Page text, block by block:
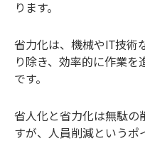
ります。
省力化は、機械やIT技術
り除き、効率的に作業を
です。
省人化と省力化は無駄の
すが、人員削減というポ